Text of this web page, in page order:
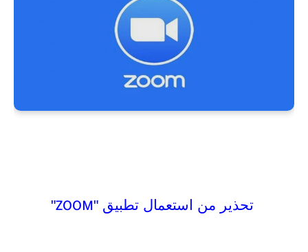
تحذير من استعمال تطبيق "ZOOM
"